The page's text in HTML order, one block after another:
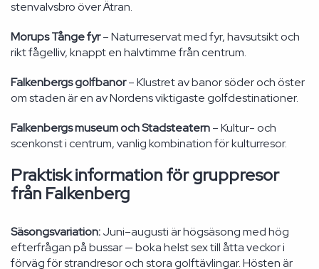
stenvalvsbro över Ätran.
Morups Tånge fyr– Naturreservat med fyr, havsutsikt och
rikt fågelliv, knappt en halvtimme från centrum.
Falkenbergs golfbanor– Klustret av banor söder och öster
om staden är en av Nordens viktigaste golfdestinationer.
Falkenbergs museum och Stadsteatern– Kultur- och
scenkonst i centrum, vanlig kombination för kulturresor.
Praktisk information för gruppresor
från Falkenberg
Säsongsvariation:Juni–augusti är högsäsong med hög
efterfrågan på bussar — boka helst sex till åtta veckor i
förväg för strandresor och stora golftävlingar. Hösten är